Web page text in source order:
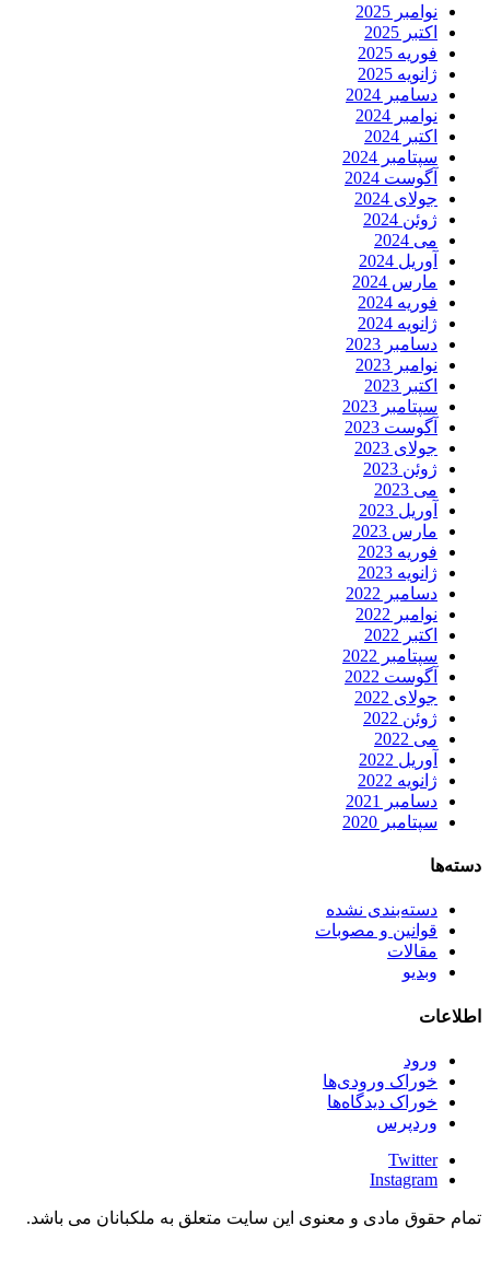
نوامبر 2025
اکتبر 2025
فوریه 2025
ژانویه 2025
دسامبر 2024
نوامبر 2024
اکتبر 2024
سپتامبر 2024
آگوست 2024
جولای 2024
ژوئن 2024
می 2024
آوریل 2024
مارس 2024
فوریه 2024
ژانویه 2024
دسامبر 2023
نوامبر 2023
اکتبر 2023
سپتامبر 2023
آگوست 2023
جولای 2023
ژوئن 2023
می 2023
آوریل 2023
مارس 2023
فوریه 2023
ژانویه 2023
دسامبر 2022
نوامبر 2022
اکتبر 2022
سپتامبر 2022
آگوست 2022
جولای 2022
ژوئن 2022
می 2022
آوریل 2022
ژانویه 2022
دسامبر 2021
سپتامبر 2020
دسته‌ها
دسته‌بندی نشده
قوانین و مصوبات
مقالات
وبدیو
اطلاعات
ورود
خوراک ورودی‌ها
خوراک دیدگاه‌ها
وردپرس
Twitter
Instagram
تمام حقوق مادی و معنوی این سایت متعلق به ملکبانان می باشد.